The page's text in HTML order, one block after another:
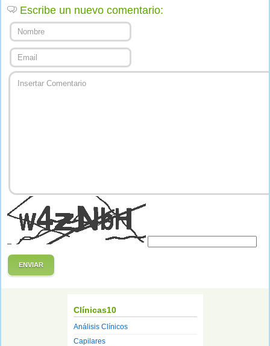
Escribe un nuevo comentario:
ENVIAR
Clínicas10
Análisis Clínicos
Capilares